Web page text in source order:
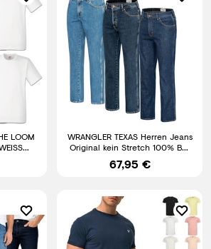
LOOM
XL XXL
WRANGLER TEXAS Herren Jeans
Original kein Stretch 100% BW
Herrenjeans Jeanshose
67,95 €